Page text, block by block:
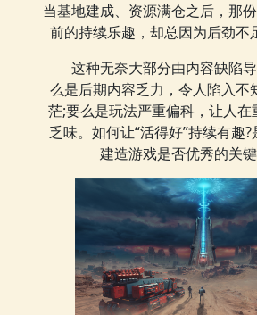
当基地建成、资源满仓之后，那
前的持续乐趣，却总因为后劲不
这种无奈大部分由内容缺陷
么是后期内容乏力，令人陷入不
茫;要么是玩法严重偏科，让人
乏味。如何让“活得好”持续有趣
建造游戏是否优秀的关键